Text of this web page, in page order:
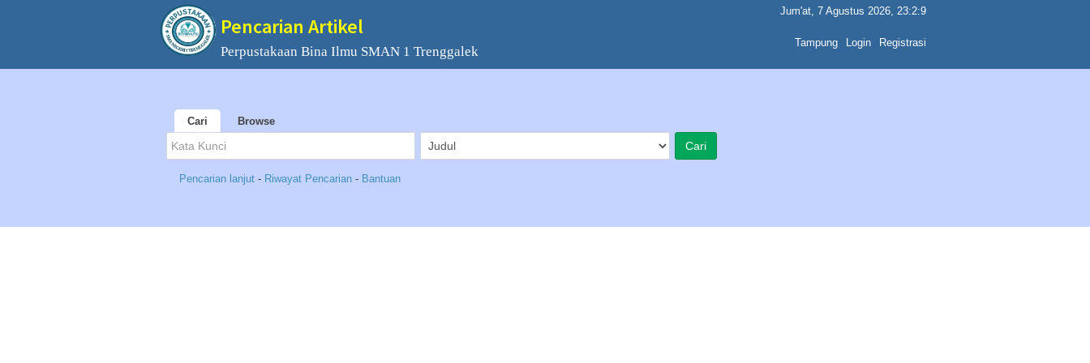
Pencarian Artikel
Perpustakaan Bina Ilmu SMAN 1 Trenggalek
Jum'at, 7 Agustus 2026, 23:2:9
Tampung Login Registrasi
Cari Browse
Pencarian lanjut - Riwayat Pencarian - Bantuan